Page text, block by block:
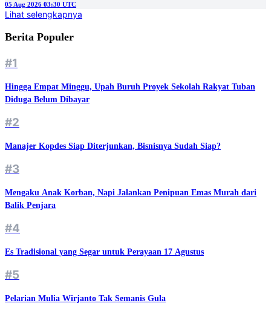
05 Aug 2026 03:30 UTC
Lihat selengkapnya
Berita Populer
#1
Hingga Empat Minggu, Upah Buruh Proyek Sekolah Rakyat Tuban
Diduga Belum Dibayar
#2
Manajer Kopdes Siap Diterjunkan, Bisnisnya Sudah Siap?
#3
Mengaku Anak Korban, Napi Jalankan Penipuan Emas Murah dari
Balik Penjara
#4
Es Tradisional yang Segar untuk Perayaan 17 Agustus
#5
Pelarian Mulia Wirjanto Tak Semanis Gula